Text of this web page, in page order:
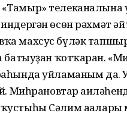
өсөн рәхмәт
махсус бүләк
батыуҙан ҡотҡарған.
уйламаным да.
Миһрановтар
Сәлим ағалары